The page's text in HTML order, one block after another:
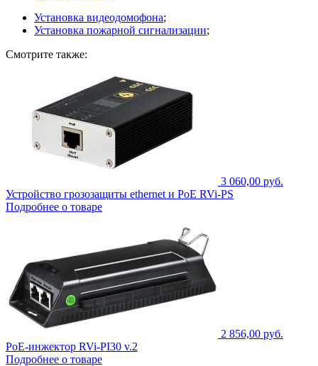
Установка видеодомофона;
Установка пожарной сигнализации;
Смотрите также:
3 060,00 руб.
Устройство грозозащиты ethernet и PoE RVi-PS
Подробнее о товаре
2 856,00 руб.
PoE-инжектор RVi-PI30 v.2
Подробнее о товаре